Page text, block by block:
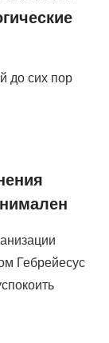
до сих пор
Гебрейесус